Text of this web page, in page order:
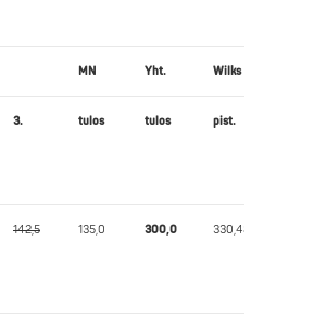
MN Yht. Wilks
3. tulos tulos pist.
142,5 135,0 300,0 330,48